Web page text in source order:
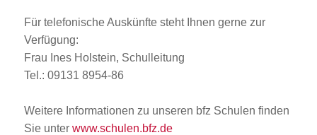
Für telefonische Auskünfte steht Ihnen gerne zur
Verfügung:
Frau Ines Holstein, Schulleitung
Tel.: 09131 8954-86
Weitere Informationen zu unseren bfz Schulen finden
Sie unter www.schulen.bfz.de